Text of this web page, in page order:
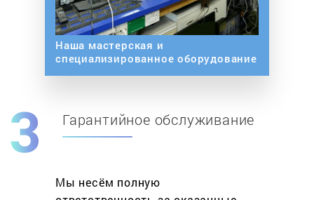
Наша мастерская и
специализированное оборудование
Гарантийное обслуживание
Мы несём полную